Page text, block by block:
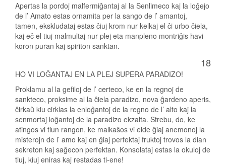
Apertas la pordoj malfermiĝantaj al la Senlimeco kaj la loĝejo
de l’ Amato estas ornamita per la sango de l’ amantoj,
tamen, ekskludataj estas ĉiuj krom nur kelkaj el ĉi urbo ĉiela,
kaj eĉ el tiuj malmultaj nur plej eta manpleno montriĝis havi
koron puran kaj spiriton sanktan.
18
HO VI LOĜANTAJ EN LA PLEJ SUPERA PARADIZO!
Proklamu al la gefiloj de l’ certeco, ke en la regnoj de
sankteco, proksime al la ĉiela paradizo, nova ĝardeno aperis,
ĉirkaŭ kiu cirklas la enloĝantoj de la regno de l’ alto kaj la
senmortaj loĝantoj de la paradizo ekzalta. Strebu, do, ke
atingos vi tiun rangon, ke malkaŝos vi elde ĝiaj anemonoj la
misterojn de l’ amo kaj en ĝiaj perfektaj fruktoj trovos la dian
sekreton kaj saĝecon perfektan. Konsolataj estas la okuloj de
tiuj, kiuj eniras kaj restadas ti-ene!